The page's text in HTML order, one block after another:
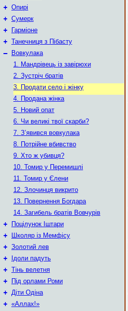
+ Опирі
+ Сумерк
+
Гарміоне
+ Танечниця з Пібасту
–
Вовкулака
1. Мандрівець із завірюхи
2. Зустріч братів
3. Продати село і жінку
4. Продана жінка
5. Новий опат
6. Чи великі твої скарби?
7. З’явився вовкулака
8. Потрійне вбивство
9. Хто ж убивця?
10. Томир у Перемишлі
11. Томир у Єлени
12. Злочинця викрито
13. Повернення Богдара
14. Загибель братів Вовчурів
+
Поцілунок Іштари
+
Школяр із Мемфісу
+ Золотий лев
+
Ідоли падуть
+ Тінь велетня
+
Під орлами Роми
+ Діти Одіна
+ «Аллах!»